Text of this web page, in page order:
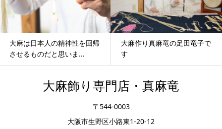
大麻は日本人の精神性を回帰
させるものだと思いま...
大麻作り真麻竜の足田竜子で
す
大麻飾り専門店・真麻竜
〒544-0003
大阪市生野区小路東1-20-12